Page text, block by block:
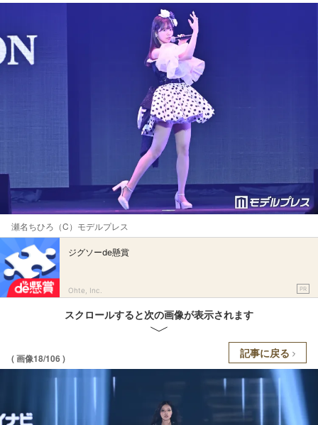
瀬名ちひろ（C）モデルプレス
ジグソーde懸賞
Ohte, Inc. PR
スクロールすると次の画像が表示されます
( 画像18/106 ) 記事に戻る